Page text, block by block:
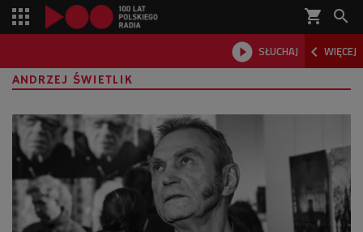
shopping_cart 
 SŁUCHAJ  WIĘCEJ

ANDRZEJ ŚWIETLIK